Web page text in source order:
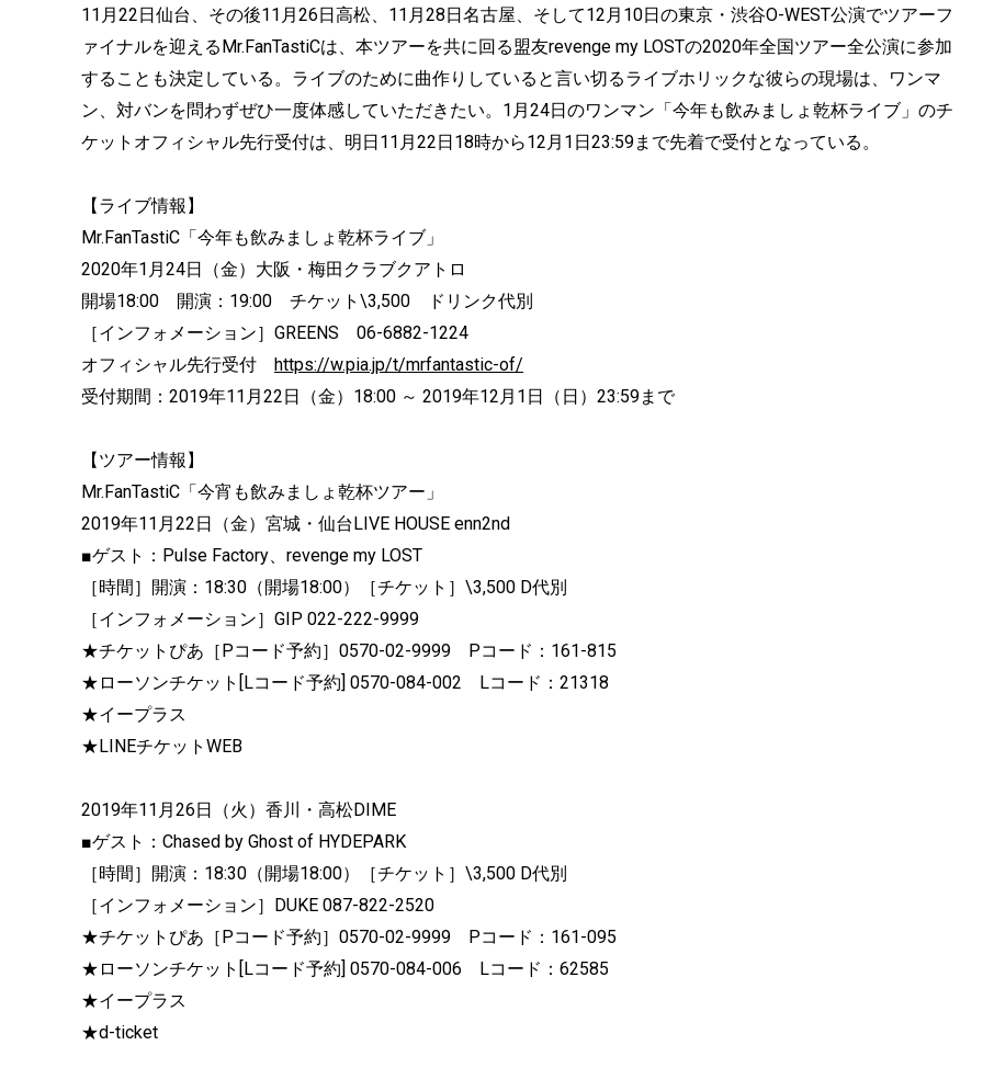
11月22日仙台、その後11月26日高松、11月28日名古屋、そして12月10日の東京・渋谷O-WEST公演でツアーフ
ァイナルを迎えるMr.FanTastiCは、本ツアーを共に回る盟友revenge my LOSTの2020年全国ツアー全公演に参加
することも決定している。ライブのために曲作りしていると言い切るライブホリックな彼らの現場は、ワンマ
ン、対バンを問わずぜひ一度体感していただきたい。1月24日のワンマン「今年も飲みましょ乾杯ライブ」のチ
ケットオフィシャル先行受付は、明日11月22日18時から12月1日23:59まで先着で受付となっている。
【ライブ情報】
Mr.FanTastiC「今年も飲みましょ乾杯ライブ」
2020年1月24日（金）大阪・梅田クラブクアトロ
開場18:00 開演：19:00 チケット\3,500 ドリンク代別
［インフォメーション］GREENS 06-6882-1224
オフィシャル先行受付 https://w.pia.jp/t/mrfantastic-of/
受付期間：2019年11月22日（金）18:00 ～ 2019年12月1日（日）23:59まで
【ツアー情報】
Mr.FanTastiC「今宵も飲みましょ乾杯ツアー」
2019年11月22日（金）宮城・仙台LIVE HOUSE enn2nd
■ゲスト：Pulse Factory、revenge my LOST
［時間］開演：18:30（開場18:00）［チケット］\3,500 D代別
［インフォメーション］GIP 022-222-9999
★チケットぴあ［Pコード予約］0570-02-9999 Pコード：161-815
★ローソンチケット[Lコード予約] 0570-084-002 Lコード：21318
★イープラス
★LINEチケットWEB
2019年11月26日（火）香川・高松DIME
■ゲスト：Chased by Ghost of HYDEPARK
［時間］開演：18:30（開場18:00）［チケット］\3,500 D代別
［インフォメーション］DUKE 087-822-2520
★チケットぴあ［Pコード予約］0570-02-9999 Pコード：161-095
★ローソンチケット[Lコード予約] 0570-084-006 Lコード：62585
★イープラス
★d-ticket